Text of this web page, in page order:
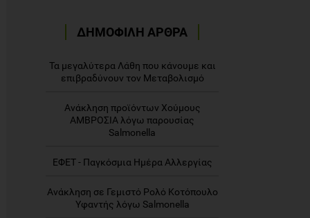
ΔΗΜΟΦΙΛΗ ΑΡΘΡΑ
Τα μεγαλύτερα Λάθη που κάνουμε και
επιβραδύνουν τον Μεταβολισμό
Ανάκληση προϊόντων Χούμους
ΑΜΒΡΟΣΙΑ λόγω παρουσίας
Salmonella
ΕΦΕΤ - Παγκόσμια Ημέρα Αλλεργίας
Ανάκληση σε Γεμιστό Ρολό Κοτόπουλο
Υφαντής λόγω Salmonella